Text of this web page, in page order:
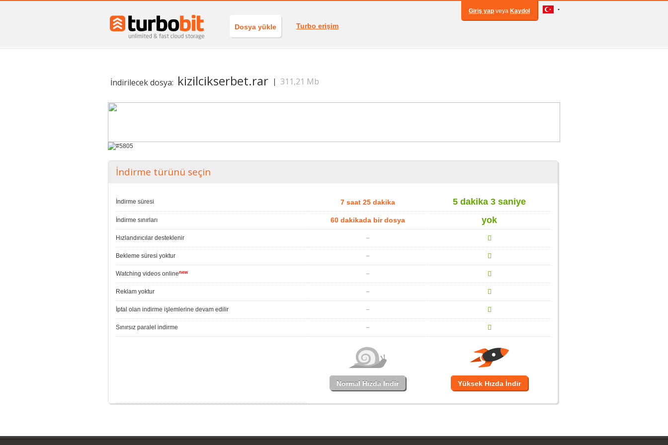
Giriş yap veya Kaydol
Dosya yükle Turbo erişim
İndirilecek dosya: kizilcikserbet.rar | 311,21 Mb
İndirme türünü seçin
İndirme süresi 7 saat 25 dakika 5 dakika 3 saniye
İndirme sınırları 60 dakikada bir dosya yok
Hızlandırıcılar desteklenir
Bekleme süresi yoktur
Watching videos onlinenew
Reklam yoktur
İptal olan indirme işlemlerine devam edilir
Sınırsız paralel indirme
Normal Hızda İndir Yüksek Hızda İndir